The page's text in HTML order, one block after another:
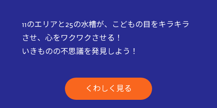
11のエリアと25の水槽が、こどもの目をキラキラ
させ、心をワクワクさせる！
いきものの不思議を発見しよう！
くわしく見る